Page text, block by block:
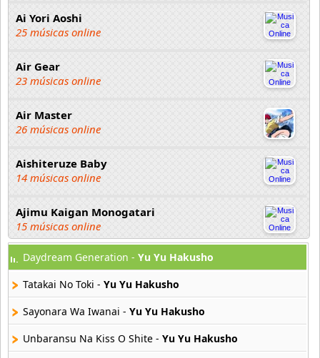
Ai Yori Aoshi
25 músicas online
Air Gear
23 músicas online
Air Master
26 músicas online
Aishiteruze Baby
14 músicas online
Ajimu Kaigan Monogatari
15 músicas online
Akahori Gedou Hour Rabuge
29 músicas online
Akane Iro Ni Samoru Saka
26 músicas online
Daydream Generation - Yu Yu Hakusho
Tatakai No Toki - Yu Yu Hakusho
Sayonara Wa Iwanai - Yu Yu Hakusho
Unbaransu Na Kiss O Shite - Yu Yu Hakusho